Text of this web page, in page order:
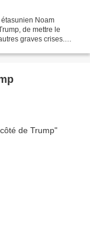
Noam
de mettre le
graves crises.